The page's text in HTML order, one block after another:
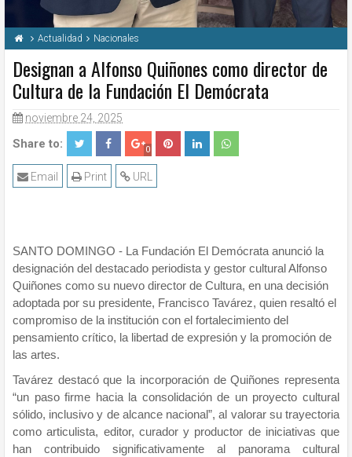
Actualidad Nacionales
Designan a Alfonso Quiñones como director de
Cultura de la Fundación El Demócrata
noviembre 24, 2025
Share to: 0
URL
Print
Email
SANTO DOMINGO - La Fundación El Demócrata anunció la
designación del destacado periodista y gestor cultural Alfonso
Quiñones como su nuevo director de Cultura, en una decisión
adoptada por su presidente, Francisco Tavárez, quien resaltó el
compromiso de la institución con el fortalecimiento del
pensamiento crítico, la libertad de expresión y la promoción de
las artes.
Tavárez destacó que la incorporación de Quiñones representa
“un paso firme hacia la consolidación de un proyecto cultural
sólido, inclusivo y de alcance nacional”, al valorar su trayectoria
como articulista, editor, curador y productor de iniciativas que
han contribuido significativamente al panorama cultural